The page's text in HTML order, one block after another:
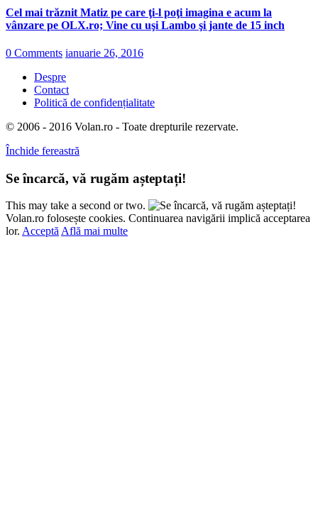
Cel mai trăznit Matiz pe care ţi-l poţi imagina e acum la
vânzare pe OLX.ro; Vine cu uşi Lambo şi jante de 15 inch
0 Comments ianuarie 26, 2016
Despre
Contact
Politică de confidențialitate
© 2006 - 2016 Volan.ro - Toate drepturile rezervate.
Închide fereastră
Se încarcă, vă rugăm așteptați!
This may take a second or two.
Volan.ro folosește cookies. Continuarea navigării implică acceptarea
lor. Acceptă Află mai multe